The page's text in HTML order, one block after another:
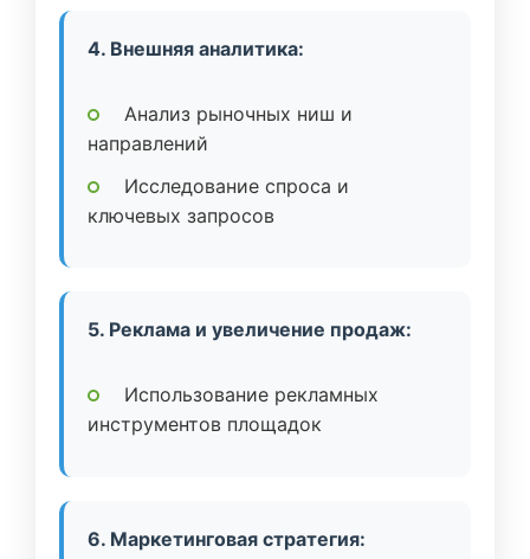
4. Внешняя аналитика:
Анализ рыночных ниш и
направлений
Исследование спроса и
ключевых запросов
5. Реклама и увеличение продаж:
Использование рекламных
инструментов площадок
6. Маркетинговая стратегия: